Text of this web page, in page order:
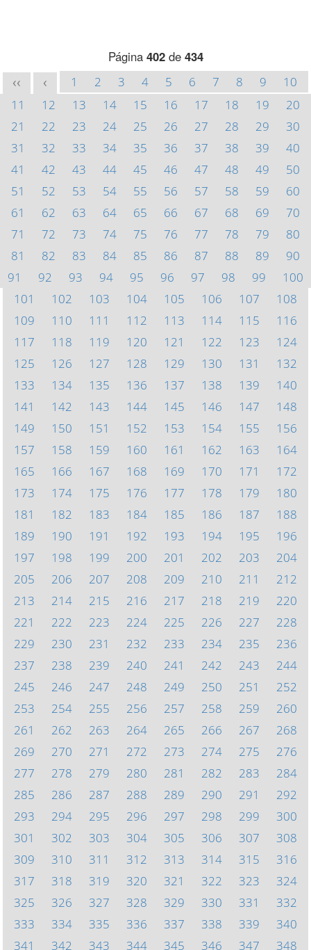
Página 402de 434
<< < 1 2 3 4 5 6 7 8 9
10
11
12 13 14 15 16 17 18 19
20
21
22 23 24 25 26 27 28 29
30
31
32 33 34 35 36 37 38 39
40
41
42 43 44 45 46 47 48 49
50
51
52 53 54 55 56 57 58 59
60
61
62 63 64 65 66 67 68 69
70
71
72 73 74 75 76 77 78 79
80
81
82 83 84 85 86 87 88 89
90
91
92 93 94 95 96 97 98 99
100
101
102 103 104 105 106 107
108
109
110 111 112 113 114 115
116
117
118 119 120 121 122 123
124
125
126 127 128 129 130 131
132
133
134 135 136 137 138 139
140
141
142 143 144 145 146 147
148
149
150 151 152 153 154 155
156
157
158 159 160 161 162 163
164
165
166 167 168 169 170 171
172
173
174 175 176 177 178 179
180
181
182 183 184 185 186 187
188
189
190 191 192 193 194 195
196
197
198 199 200 201 202 203
204
205
206 207 208 209 210 211
212
213
214 215 216 217 218 219
220
221
222 223 224 225 226 227
228
229
230 231 232 233 234 235
236
237
238 239 240 241 242 243
244
245
246 247 248 249 250 251
252
253
254 255 256 257 258 259
260
261
262 263 264 265 266 267
268
269
270 271 272 273 274 275
276
277
278 279 280 281 282 283
284
285
286 287 288 289 290 291
292
293
294 295 296 297 298 299
300
301
302 303 304 305 306 307
308
309
310 311 312 313 314 315
316
317
318 319 320 321 322 323
324
325
326 327 328 329 330 331
332
333
334 335 336 337 338 339
340
341
342 343 344 345 346 347 348